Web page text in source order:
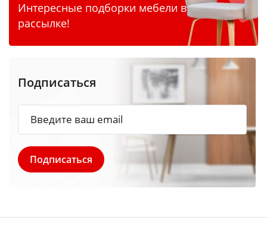
Интересные подборки мебели в
рассылке!
Подписаться